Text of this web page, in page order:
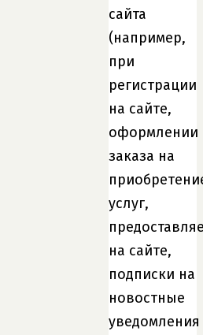
сайта
(например,
при
регистрации
на сайте,
оформлении
заказа на
услуг,
на сайте,
подписки на
новостные
уведомления